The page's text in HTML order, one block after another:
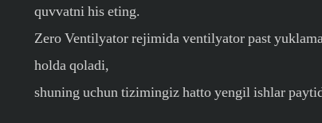
quvvatni his eting.
Zero Ventilyator rejimida ventilyator past
holda qoladi,
shuning uchun tizimingiz hatto yengil ishlar